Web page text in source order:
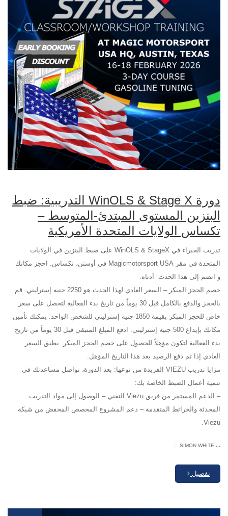
دورة WinOLS & Stage X التدريبية: ضبط
البنزين المستوى المبتدئ-المتوسط –
تكساس الولايات المتحدة الأمريكية
تدريب الخبراء في WinOLS & StageX على ضبط البنزين في الولايات
المتحدة في مقر Magicmotorsport USA في أوستن، تكساس. احجز مكانك
و”انضم إلى هذا الحدث” أدناه.
خصم الحجز المبكر – السعر العادي لهذا الحدث هو 2250 جنيه إسترليني. قم
بالحجز والدفع بالكامل قبل 30 يوماً من تاريخ بدء الفعالية لتحصل على سعر
خاص للحجز المبكر بقيمة 1850 جنيه إسترليني للشخص الواحد. يمكنك تأمين
مكانك بإيداع 500 جنيه إسترليني. ادفع المبلغ المتبقي قبل 30 يوماً من تاريخ
بدء الفعالية لتكون مؤهلاً للحصول على خصم الحجز المبكر. يطبق السعر
العادي إذا تم دفع الرصيد بعد هذا التاريخ المؤهل.
مزايا تدريب VIEZU الفريدة من نوعها: بعد الدورة، نواصل مساعدتك في
تنمية أعمال الضبط الخاصة بك:
– الدعم المستمر من فريق Viezu التقني – الوصول إلى مواد التدريب
المحدثة والخرائط المتقدمة – دعم المشروع المخصص المخفض من شبكة
Viezu.
ب SIMON WHITE
تفصيل